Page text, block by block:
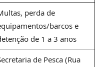
perda de
barcos e
de 1 a 3 anos
de Pesca (Rua